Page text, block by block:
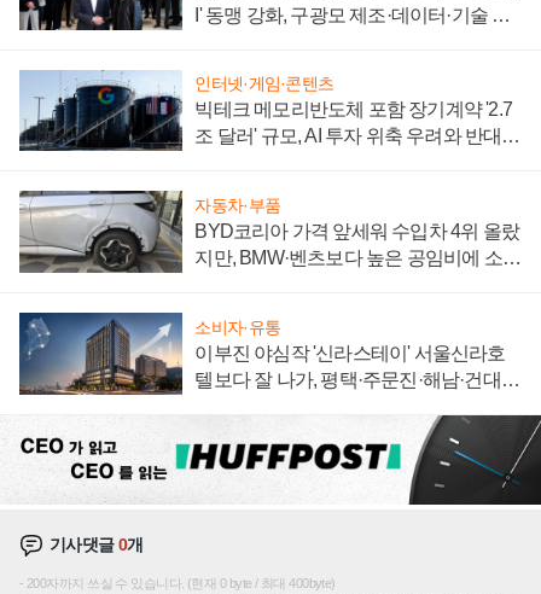
I' 동맹 강화, 구광모 제조·데이터·기술 결
인터넷·게임·콘텐츠
빅테크 메모리반도체 포함 장기계약 '2.7
조 달러' 규모, AI 투자 위축 우려와 반대
자동차·부품
BYD코리아 가격 앞세워 수입차 4위 올랐
지만, BMW·벤츠보다 높은 공임비에 소비
소비자·유통
이부진 야심작 '신라스테이' 서울신라호
텔보다 잘 나가, 평택·주문진·해남·건대로
기사댓글0개
200자까지 쓰실 수 있습니다. (현재 0 byte / 최대 400byte)